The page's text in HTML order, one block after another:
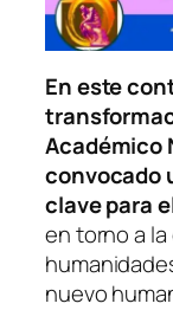
En este
Académico
convocado
clave para
en torno a
nuevo